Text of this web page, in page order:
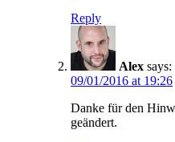
Reply
Alex says:
09/01/2016 at 19:26
Danke für den
geändert.